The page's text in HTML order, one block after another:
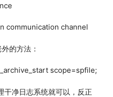
communication channel
的方法：
scope=spfile;
干净日志系统就可以，反正